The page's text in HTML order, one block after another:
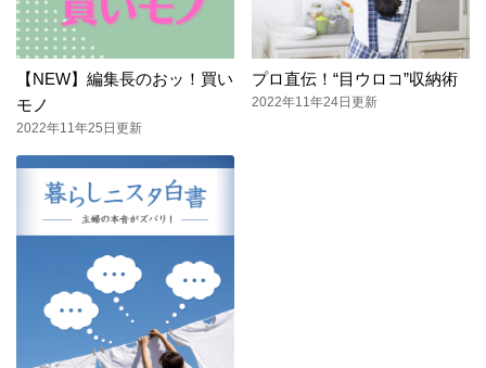
【NEW】編集長のおッ！買い
モノ
2022年11年25日更新
プロ直伝！“目ウロコ”収納術
2022年11年24日更新